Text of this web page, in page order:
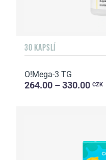
30 KAPSLÍ
O!Мega-3 TG
264.00 – 330.00 CZK